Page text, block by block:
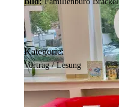
Kategorie:
Vortrag / Lesung